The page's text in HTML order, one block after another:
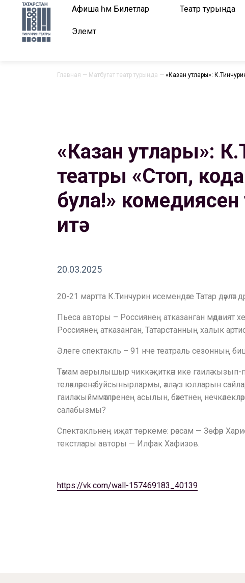
Афиша һәм Билетлар Театр турында
Элемтә
Главная — Матбугат театр турында — «Казан утлары»:
«Казан утлары»:
театры «Стоп,
була!» комедиясен
итә
20.03.2025
20-21 мартта К.Тинчурин исемендәге Татар
Пьеса авторы – Россиянең атказанган мәдәният
Россиянең атказанган, Татарстанның халык
Әлеге спектакль – 91 нче театраль сезонның
Тәмам аерылышыр чиккә җиткән ике гаилә кызып-
теләкләренә буйсынырлармы, әллә үз юлларын
гаилә кыйммәтләренең асылын, бәхетнең
салабызмы?
Спектакльнең иҗат төркеме: рәссам — Зөфәр
текстлары авторы — Илфак Хафизов.
https://vk.com/wall-157469183_40139